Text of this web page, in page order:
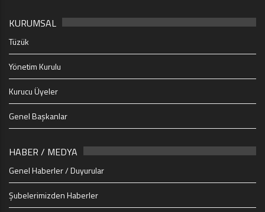
KURUMSAL
Tüzük
Yönetim Kurulu
Kurucu Üyeler
Genel Başkanlar
HABER / MEDYA
Genel Haberler / Duyurular
Şubelerimizden Haberler